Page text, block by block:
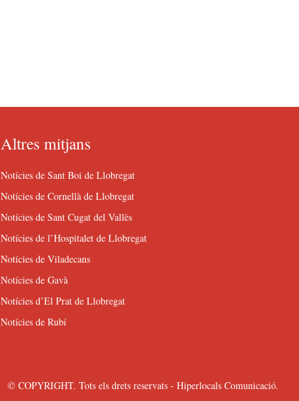
Altres mitjans
Notícies de Sant Boi de Llobregat
Notícies de Cornellà de Llobregat
Notícies de Sant Cugat del Vallès
Notícies de l’Hospitalet de Llobregat
Notícies de Viladecans
Notícies de Gavà
Notícies d’El Prat de Llobregat
Notícies de Rubí
© COPYRIGHT. Tots els drets reservats - Hiperlocals Comunicació.